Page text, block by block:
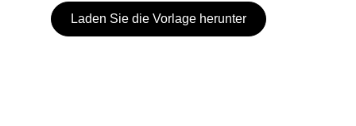
Laden Sie die Vorlage herunter